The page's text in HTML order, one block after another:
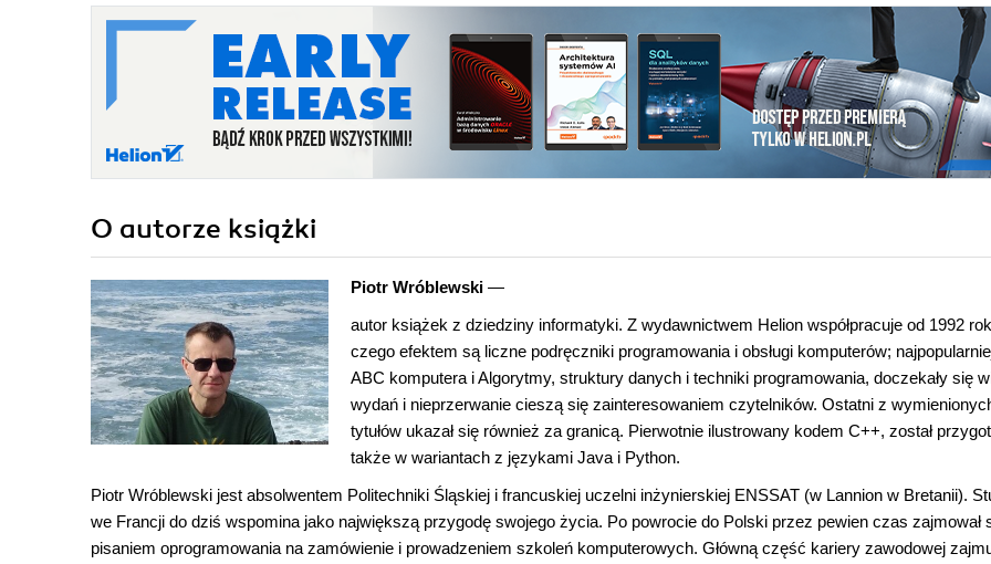
O autorze książki
Piotr Wróblewski —
autor książek z dziedziny informatyki. Z wydawnictwem Helion współpracuje od 1992
czego efektem są liczne podręczniki programowania i obsługi komputerów;
ABC komputera i Algorytmy, struktury danych i techniki programowania, doczekały się
wydań i nieprzerwanie cieszą się zainteresowaniem czytelników. Ostatni z
tytułów ukazał się również za granicą. Pierwotnie ilustrowany kodem C++, został
także w wariantach z językami Java i Python.
Piotr Wróblewski jest absolwentem Politechniki Śląskiej i francuskiej uczelni inżynierskiej ENSSAT (w Lannion w Bretanii).
we Francji do dziś wspomina jako największą przygodę swojego życia. Po powrocie do Polski przez pewien czas zajmował
pisaniem oprogramowania na zamówienie i prowadzeniem szkoleń komputerowych. Główną część kariery zawodowej